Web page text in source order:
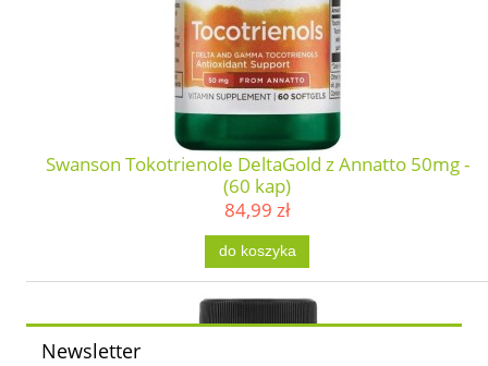
Swanson Tokotrienole DeltaGold z Annatto 50mg -
(60 kap)
84,99 zł
do koszyka
Newsletter